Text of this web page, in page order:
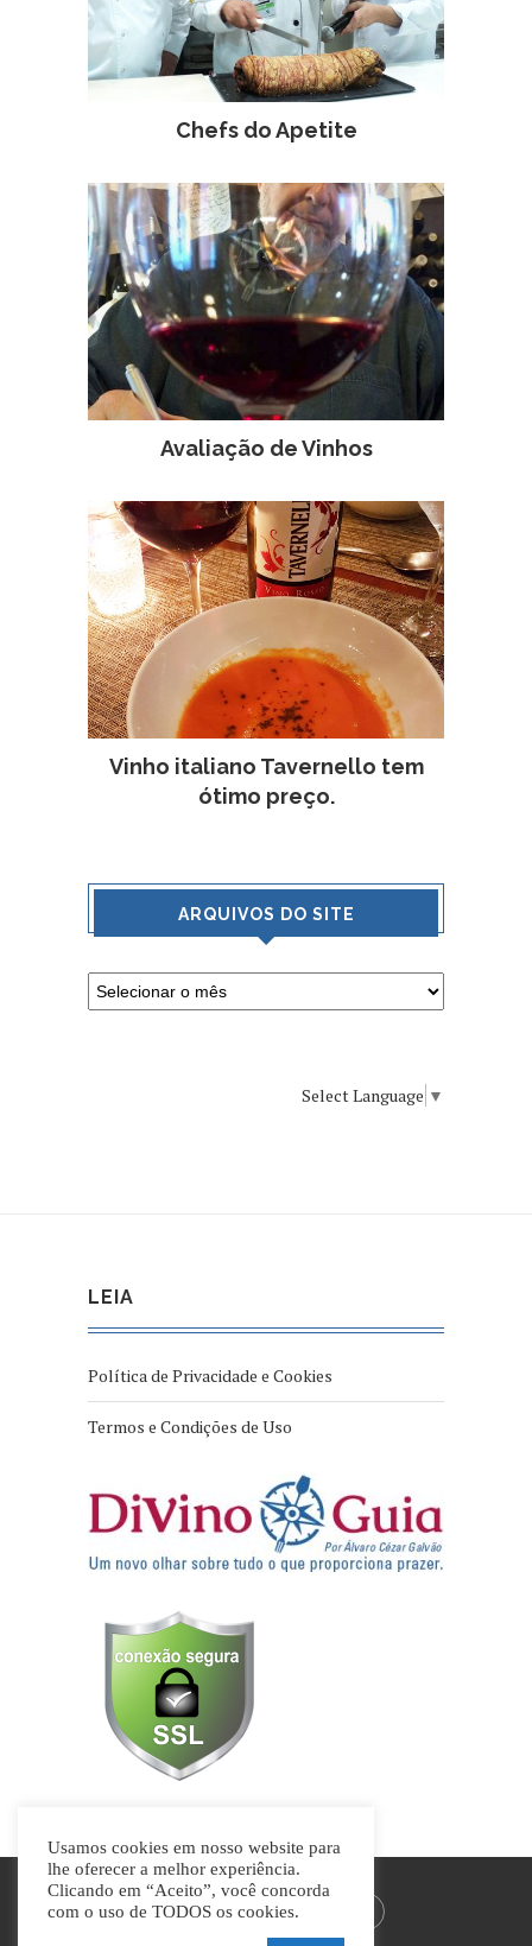
Chefs do Apetite
Avaliação de Vinhos
Vinho italiano Tavernello tem
ótimo preço.
ARQUIVOS DO SITE
Select Language ▼
LEIA
Política de Privacidade e Cookies
Termos e Condições de Uso
Usamos cookies em nosso website para
lhe oferecer a melhor experiência.
Clicando em “Aceito”, você concorda
com o uso de TODOS os cookies.